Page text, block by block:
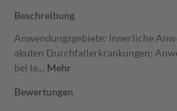
Beschreibung
Anwendungsgebiete: Innerliche
akuten Durchfallerkrankungen;
bei le… Mehr
Bewertungen